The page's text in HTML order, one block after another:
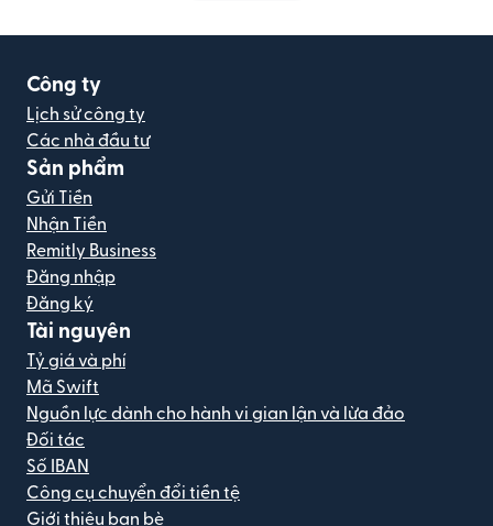
Công ty
Lịch sử công ty
Các nhà đầu tư
Sản phẩm
Gửi Tiền
Nhận Tiền
Remitly Business
Đăng nhập
Đăng ký
Tài nguyên
Tỷ giá và phí
Mã Swift
Nguồn lực dành cho hành vi gian lận và lừa đảo
Đối tác
Số IBAN
Công cụ chuyển đổi tiền tệ
Giới thiệu bạn bè